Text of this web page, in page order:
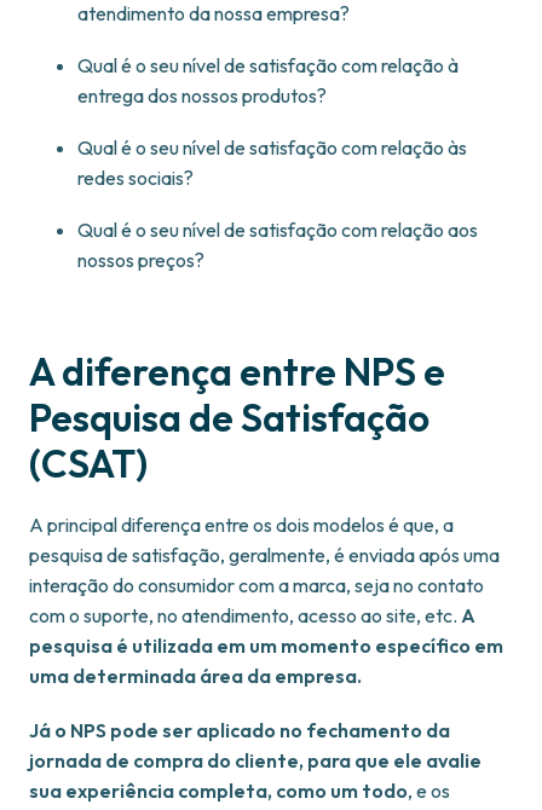
atendimento da nossa empresa?
Qual é o seu nível de satisfação com relação à
entrega dos nossos produtos?
Qual é o seu nível de satisfação com relação às
redes sociais?
Qual é o seu nível de satisfação com relação aos
nossos preços?
A diferença entre NPS e
Pesquisa de Satisfação
(CSAT)
A principal diferença entre os dois modelos é que, a
pesquisa de satisfação, geralmente, é enviada após uma
interação do consumidor com a marca, seja no contato
com o suporte, no atendimento, acesso ao site, etc. A
pesquisa é utilizada em um momento específico em
uma determinada área da empresa.
Já o NPS pode ser aplicado no fechamento da
jornada de compra do cliente, para que ele avalie
sua experiência completa, como um todo, e os